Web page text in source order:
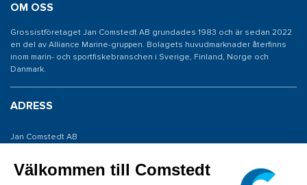
OM OSS
Grossistföretaget Jan Comstedt AB grundades 1983 och är sedan 2022
en del av Alliance Marine-gruppen. Bolagets huvudmarknader återfinns
inom marin- och sportfiskebranschen i Sverige, Finland, Norge och
Danmark.
ADRESS
Jan Comstedt AB
426 53 Västra Frölunda